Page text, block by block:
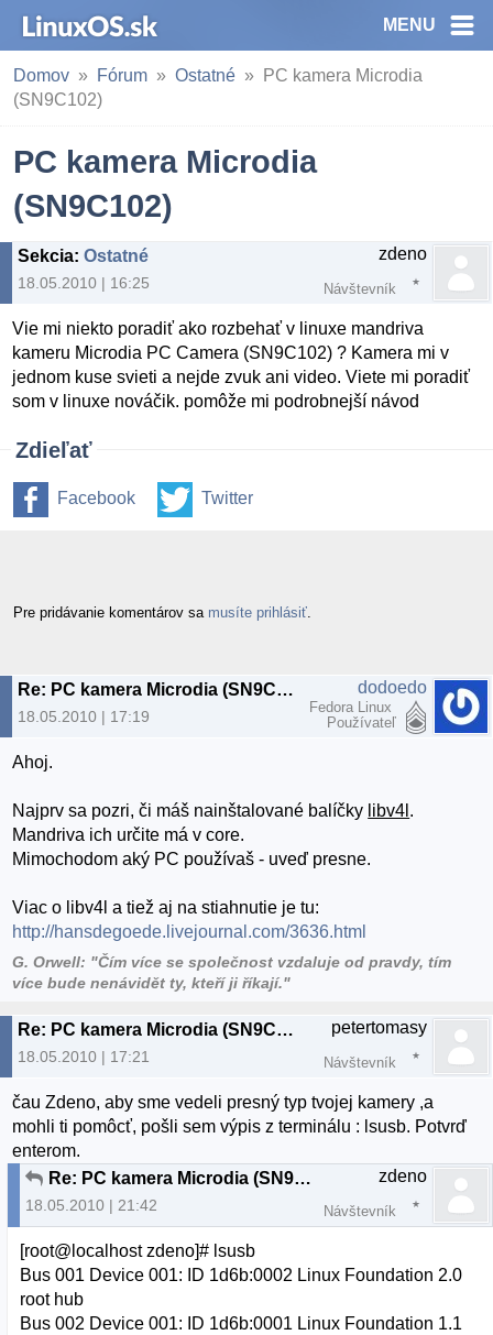
MENU
Domov Fórum Ostatné
PC kamera Microdia
(SN9C102)
PC kamera Microdia
(SN9C102)
Sekcia: Ostatné
18.05.2010 | 16:25
zdeno
Návštevník
Vie mi niekto poradiť ako rozbehať v linuxe mandriva
kameru Microdia PC Camera (SN9C102) ? Kamera mi v
jednom kuse svieti a nejde zvuk ani video. Viete mi poradiť
som v linuxe nováčik. pomôže mi podrobnejší návod
Zdieľať
Facebook Twitter
Pre pridávanie komentárov sa musíte prihlásiť
Re: PC kamera Microdia (SN9C102)
18.05.2010 | 17:19
dodoedo
Fedora Linux
Používateľ
Ahoj.
Najprv sa pozri, či máš nainštalované balíčky libv4l .
Mandriva ich určite má v core.
Mimochodom aký PC používaš - uveď presne.
Viac o libv4l a tiež aj na stiahnutie je tu:
http://hansdegoede.livejournal.com/3636.html
G. Orwell: "Čím více se společnost vzdaluje od pravdy, tím
více bude nenávidět ty, kteří ji říkají."
Re: PC kamera Microdia (SN9C102)
18.05.2010 | 17:21
petertomasy
Návštevník
čau Zdeno, aby sme vedeli presný typ tvojej kamery ,a
mohli ti pomôcť, pošli sem výpis z terminálu : lsusb. Potvrď
enterom.
Re: PC kamera Microdia (SN9C102)
18.05.2010 | 21:42
zdeno
Návštevník
[root@localhost zdeno]# lsusb
Bus 001 Device 001: ID 1d6b:0002 Linux Foundation 2.0
root hub
Bus 002 Device 001: ID 1d6b:0001 Linux Foundation 1.1